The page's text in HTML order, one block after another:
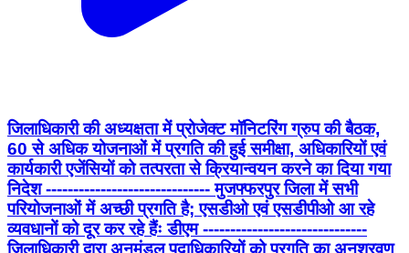
जिलाधिकारी की अध्यक्षता में प्रोजेक्ट मॉनिटरिंग ग्रुप की बैठक,
60 से अधिक योजनाओं में प्रगति की हुई समीक्षा, अधिकारियों एवं
कार्यकारी एजेंसियों को तत्परता से क्रियान्वयन करने का दिया गया
निदेश ------------------------------ मुजफ्फरपुर जिला में सभी
परियोजनाओं में अच्छी प्रगति है; एसडीओ एवं एसडीपीओ आ रहे
व्यवधानों को दूर कर रहे हैंः डीएम ------------------------------